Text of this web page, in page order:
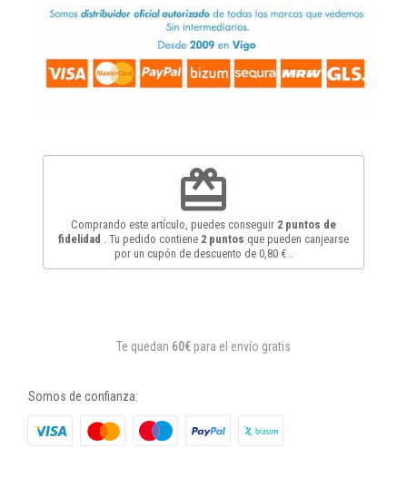
redeem
Comprando este artículo, puedes conseguir 2 puntos de
fidelidad
. Tu pedido contiene 2 puntos que pueden canjearse
por un cupón de descuento de 0,80 €
Te quedan 60€ para el envío gratis
Somos de confianza: